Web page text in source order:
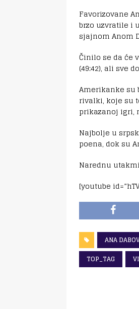
Favorizovane
brzo uzvratile i
sjajnom Anom
Činilo se da će
(49:42), ali sve
Amerikanke
rivalki, koje su
prikazanoj igri,
Najbolje u
poena, dok su
Narednu
[youtube
ANA
TOP_TAG